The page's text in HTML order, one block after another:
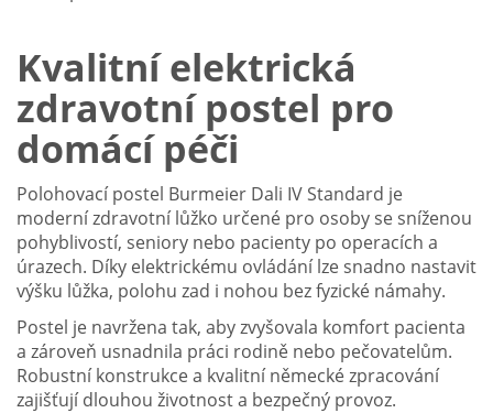
Kvalitní elektrická
zdravotní postel pro
domácí péči
Polohovací postel Burmeier Dali IV Standard je
moderní zdravotní lůžko určené pro osoby se sníženou
pohyblivostí, seniory nebo pacienty po operacích a
úrazech. Díky elektrickému ovládání lze snadno nastavit
výšku lůžka, polohu zad i nohou bez fyzické námahy.
Postel je navržena tak, aby zvyšovala komfort pacienta
a zároveň usnadnila práci rodině nebo pečovatelům.
Robustní konstrukce a kvalitní německé zpracování
zajišťují dlouhou životnost a bezpečný provoz.